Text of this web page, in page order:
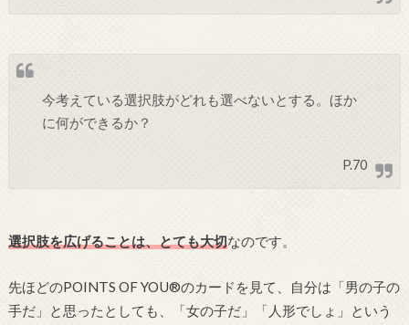
今考えている選択肢がどれも選べないとする。ほか
に何ができるか？
P.70
選択肢を広げることは、とても大切なのです。
先ほどのPOINTS OF YOU®のカードを見て、自分は「男の子の
手だ」と思ったとしても、「女の子だ」「人形でしょ」という